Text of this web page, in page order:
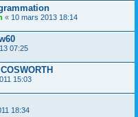
« 10 mars 2013 18:14
07:25
15:03
18:34